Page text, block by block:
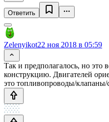
Ответить
Zelenyikot22 ноя 2018 в 05:59
Так и предполагалось, но это
конструкцию. Двигателей
это топливопроводы/